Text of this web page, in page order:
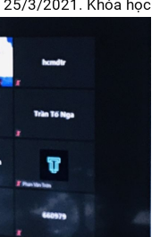
25/3/2021. Khóa học